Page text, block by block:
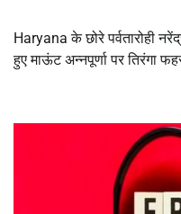
Haryana के छोरे पर्वतारोही
हुए माऊंट अन्नपूर्णा पर तिरंगा